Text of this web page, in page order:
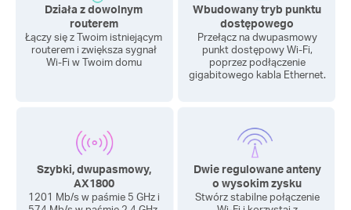
Szybki, dwupasmowy,
AX1800
1201 Mb/s w paśmie 5 GHz i
Dwie regulowane anteny
o wysokim zysku
Stwórz stabilne połączenie
Działa z dowolnym
routerem
Łączy się z Twoim istniejącym
routerem i zwiększa sygnał
Wi-Fi w Twoim domu
Wbudowany tryb punktu
dostępowego
Przełącz na dwupasmowy
punkt dostępowy Wi-Fi,
poprzez podłączenie
gigabitowego kabla Ethernet.